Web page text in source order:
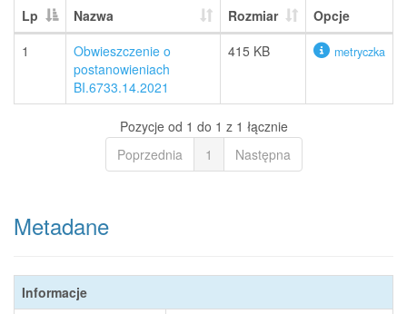
Lp Nazwa Rozmiar
Opcje
1
Obwieszczenie o
postanowieniach
BI.6733.14.2021
415 KB metryczka
Pozycje od 1 do 1 z 1 łącznie
Poprzednia
1 Następna
Metadane
Informacje